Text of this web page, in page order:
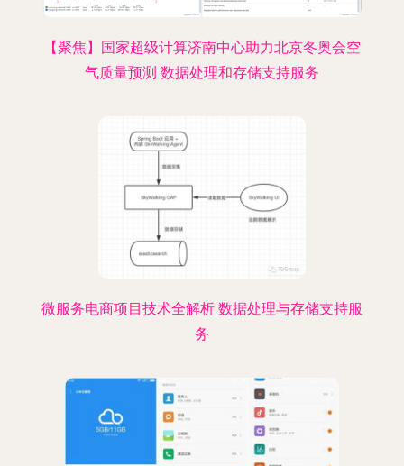
【聚焦】国家超级计算济南中心助力北京冬奥会空
气质量预测 数据处理和存储支持服务
微服务电商项目技术全解析 数据处理与存储支持服
务